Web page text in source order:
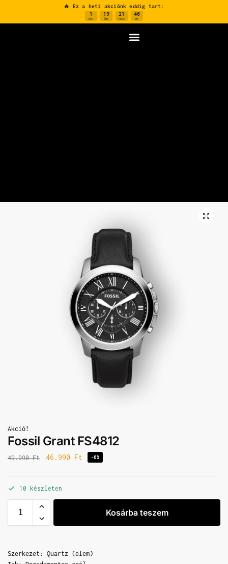
🔥 Ez a heti akciónk eddig tart:
1
NAP
: 19
ÓRA
: 21
PERC
: 45
MP
Akció!
Fossil Grant FS4812
49.990Ft 46.990 Ft -6%
10 készleten
Kosárba teszem
Szerkezet: Quartz (elem)